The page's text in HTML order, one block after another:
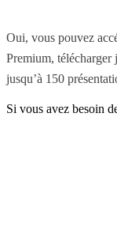
Oui, vous pouvez
Premium, télécharger
jusqu’à 150
Si vous avez besoin